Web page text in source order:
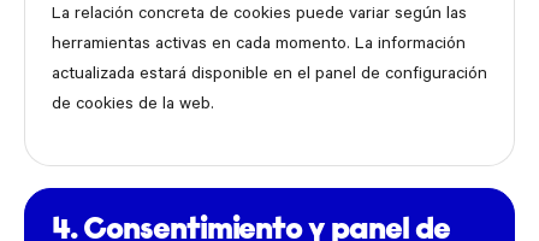
La relación concreta de cookies puede variar según las
herramientas activas en cada momento. La información
actualizada estará disponible en el panel de configuración
de cookies de la web.
4. Consentimiento y panel de